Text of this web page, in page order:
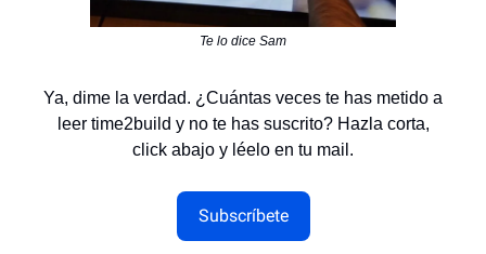
Te lo dice Sam
Ya, dime la verdad. ¿Cuántas veces te has metido a
leer time2build y no te has suscrito? Hazla corta,
click abajo y léelo en tu mail.
Subscríbete